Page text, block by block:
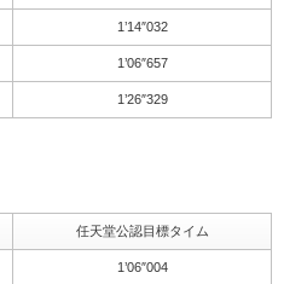
1’14″032
1’06″657
1’26″329
任天堂公認目標タイム
1’06″004